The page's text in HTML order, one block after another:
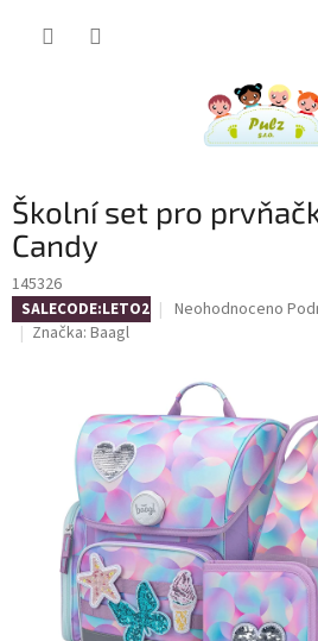
Školní set pro
Candy
145326
SALECODE:LETO26:4:%Průměrné
0,0
z
5
hvězdiček.
Neohodnoceno
Značka: Baagl